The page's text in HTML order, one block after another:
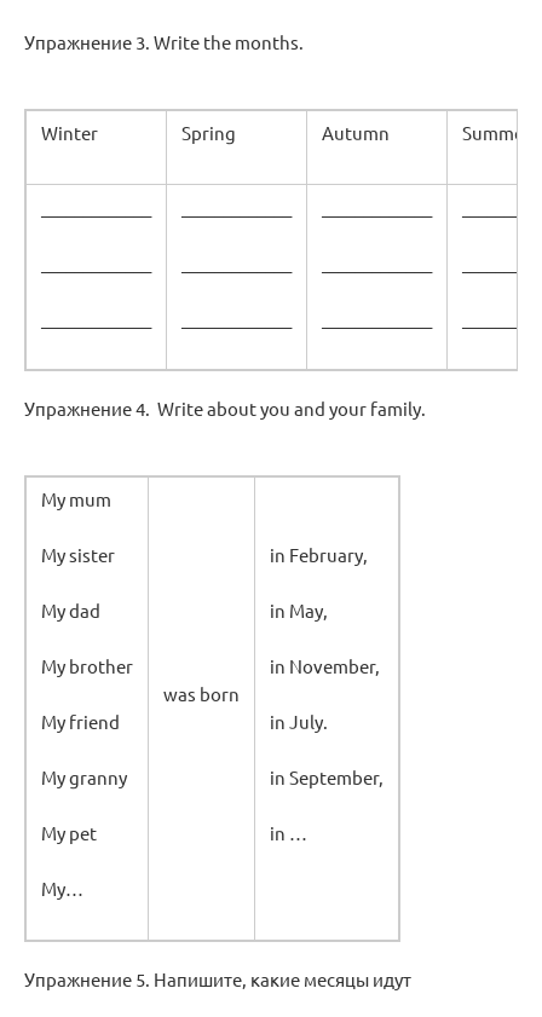
Упражнение 3. Write the months.
Winter Spring Autumn Summer
Упражнение 4. Write about you and your family.
My mum
My sister
My dad
My brother
My friend
My granny
My pet
My…
was born
in February,
in May,
in November,
in July.
in September,
in …
Упражнение 5. Напишите, какие месяцы идут